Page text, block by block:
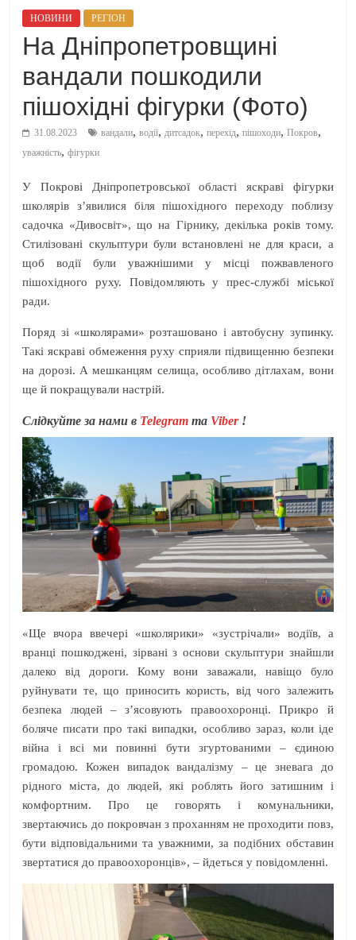
НОВИНИ РЕГІОН
На Дніпропетровщині
вандали пошкодили
пішохідні фігурки (Фото)
31.08.2023 вандали,водії, дитсадок,перехід,пішоходи,Покров,
уважність,фігурки
У Покрові Дніпропетровської області яскраві фігурки
школярів з’явилися біля пішохідного переходу поблизу
садочка «Дивосвіт», що на Гірнику, декілька років тому.
Стилізовані скульптури були встановлені не для краси, а
щоб водії були уважнішими у місці пожвавленого
пішохідного руху. Повідомляють у прес-службі міської
ради.
Поряд зі «школярами» розташовано і автобусну зупинку.
Такі яскраві обмеження руху сприяли підвищенню безпеки
на дорозі. А мешканцям селища, особливо дітлахам, вони
ще й покращували настрій.
Слідкуйте за нами в Telegram та Viber!
«Ще вчора ввечері «школярики» «зустрічали» водіїв, а
вранці пошкоджені, зірвані з основи скульптури знайшли
далеко від дороги. Кому вони заважали, навіщо було
руйнувати те, що приносить користь, від чого залежить
безпека людей – з’ясовують правоохоронці. Прикро й
боляче писати про такі випадки, особливо зараз, коли іде
війна і всі ми повинні бути згуртованими – єдиною
громадою. Кожен випадок вандалізму – це зневага до
рідного міста, до людей, які роблять його затишним і
комфортним. Про це говорять і комунальники,
звертаючись до покровчан з проханням не проходити повз,
бути відповідальними та уважними, за подібних обставин
звертатися до правоохоронців», – йдеться у повідомленні.